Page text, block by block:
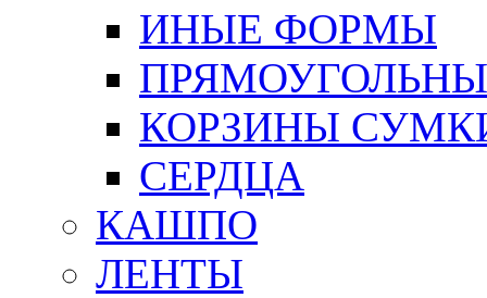
ИНЫЕ ФОРМЫ
КОРЗИНЫ
СЕРДЦА
КАШПО
ЛЕНТЫ